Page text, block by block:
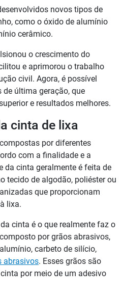
novos tipos de
como o óxido de alumínio
cerâmico.
o crescimento do
e aprimorou o trabalho
civil. Agora, é possível
última geração, que
e resultados melhores.
cinta de lixa
por diferentes
com a finalidade e a
da cinta geralmente é feita de
tecido de algodão, poliéster ou
que proporcionam
lixa.
cinta é o que realmente faz o
por grãos abrasivos,
carbeto de silício,
abrasivos. Esses grãos são
por meio de um adesivo